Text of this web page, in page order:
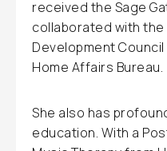
received the Sage
collaborated with the
Development
Home Affairs Bureau.
She also has
education. With a